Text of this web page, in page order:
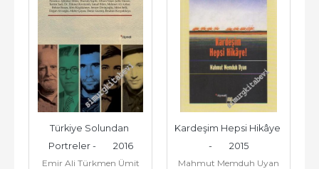
Türkiye Solundan
Portreler -        2016
Emir Ali Türkmen Ümit
Kardeşim Hepsi Hikâye
-        2015
Mahmut Memduh Uyan